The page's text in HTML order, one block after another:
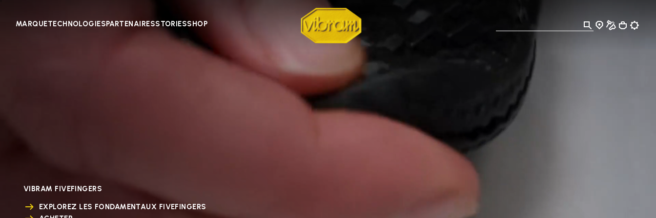
MARQUETECHNOLOGIESPARTENAIRESSTORIESSHOP
VIBRAM FIVEFINGERS
EXPLOREZ LES FONDAMENTAUX FIVEFINGERS